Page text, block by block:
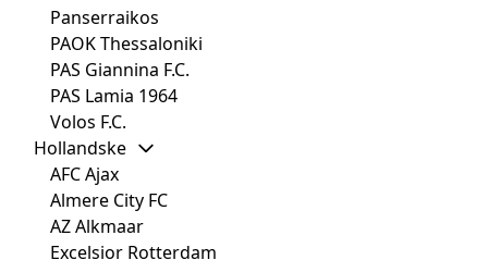
Panserraikos
PAOK Thessaloniki
PAS Giannina F.C.
PAS Lamia 1964
Volos F.C.
Hollandske
AFC Ajax
Almere City FC
AZ Alkmaar
Excelsior Rotterdam